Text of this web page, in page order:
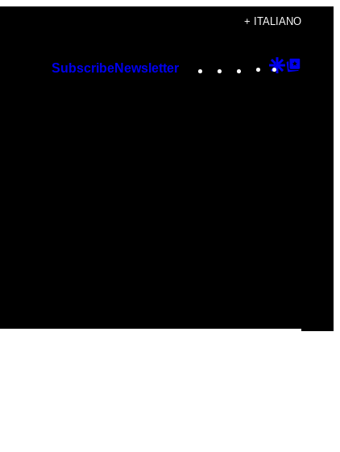
+ ITALIANO
SubscribeNewsletter Instagram
TikTok
YouTube
Google